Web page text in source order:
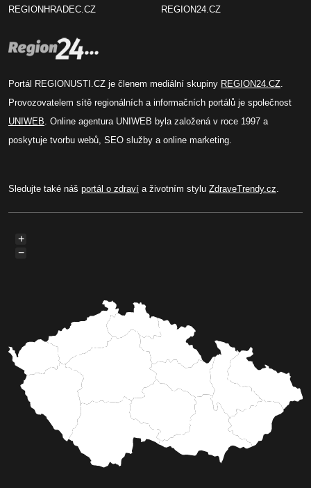
REGIONHRADEC.CZ REGION24.CZ
Portál REGIONUSTI.CZ je členem mediální skupiny REGION24.CZ.
Provozovatelem sítě regionálních a informačních portálů je společnost
UNIWEB. Online agentura UNIWEB byla založená v roce 1997 a
poskytuje tvorbu webů, SEO služby a online marketing.
Sledujte také náš portál o zdraví a životním stylu ZdraveTrendy.cz.
+
−